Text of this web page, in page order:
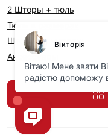
2 Шторы + тюль
Тюль в размерах
Шторы на метраж
Аксесcуары